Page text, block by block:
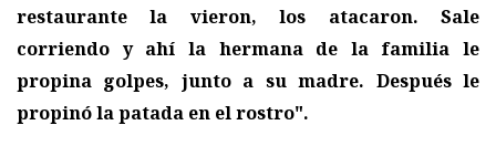
restaurante la vieron, los atacaron. Sale
corriendo y ahí la hermana de la familia le
propina golpes, junto a su madre. Después le
propinó la patada en el rostro".